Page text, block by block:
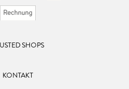
SHOPS
KONTAKT